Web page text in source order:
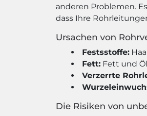
anderen Problemen.
dass Ihre
Ursachen von
Festsstoffe:
Fett: Fett und
Verzerrte
Die Risiken von